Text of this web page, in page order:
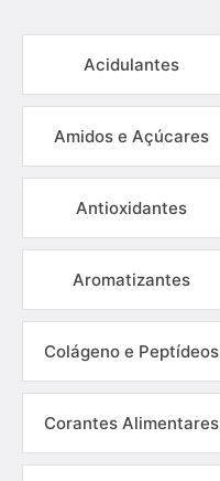
Acidulantes
Amidos e Açúcares
Antioxidantes
Aromatizantes
Colágeno e Peptídeos
Corantes Alimentares